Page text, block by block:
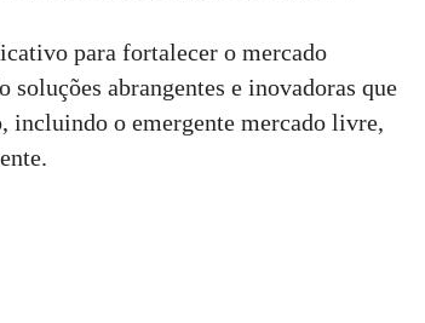
para fortalecer o mercado
abrangentes e inovadoras que
incluindo o emergente mercado livre,